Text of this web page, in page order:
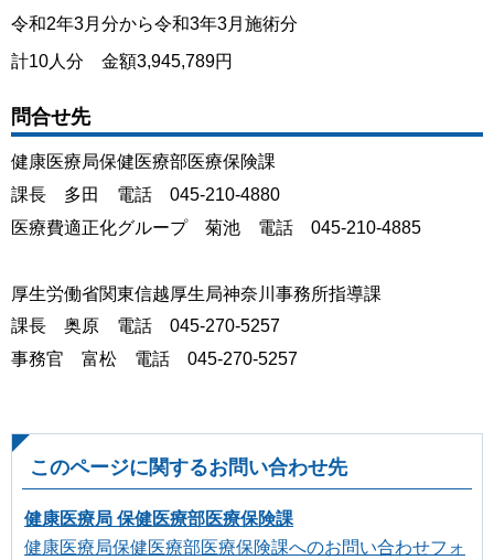
令和2年3月分から令和3年3月施術分
計10人分 金額3,945,789円
問合せ先
健康医療局保健医療部医療保険課
課長 多田 電話 045-210-4880
医療費適正化グループ 菊池 電話 045-210-4885
厚生労働省関東信越厚生局神奈川事務所指導課
課長 奥原 電話 045-270-5257
事務官 富松 電話 045-270-5257
このページに関するお問い合わせ先
健康医療局 保健医療部医療保険課
健康医療局保健医療部医療保険課へのお問い合わせフォ